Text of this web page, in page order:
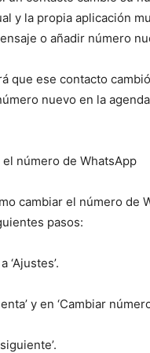
y la propia aplicación
o añadir número
que ese contacto
nuevo en la
número de WhatsApp
cambiar el número de
pasos:
‘Ajustes’.
y en ‘Cambiar